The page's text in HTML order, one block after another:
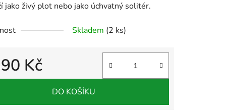
jako živý plot nebo jako úchvatný solitér.
Skladem (2 ks)
Kč
DO KOŠÍKU